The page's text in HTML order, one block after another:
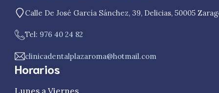
Calle De José García Sánchez, 39, Delicias, 50005
Tel: 976 40 24 82
clinicadentalplazaroma@hotmail.com
Horarios